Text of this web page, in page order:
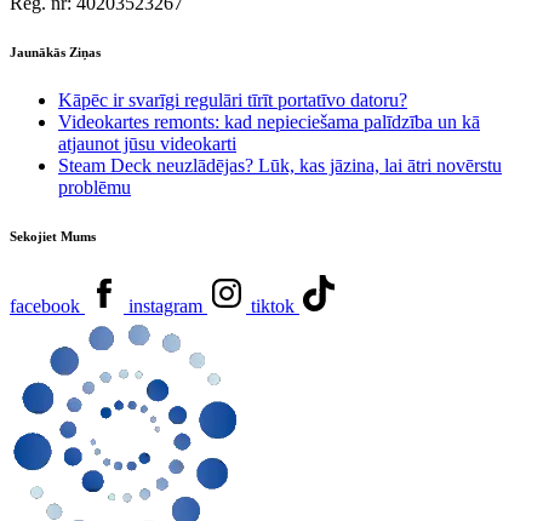
Jaunākās Ziņas
Kāpēc ir svarīgi regulāri tīrīt portatīvo datoru?
Videokartes remonts: kad nepieciešama palīdzība un kā
atjaunot jūsu videokarti
Steam Deck neuzlādējas? Lūk, kas jāzina, lai ātri novērstu
problēmu
Sekojiet Mums
facebook instagram tiktok